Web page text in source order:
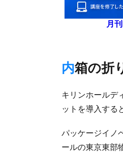
月
内箱の
キリンホールデ
ットを導入する
パッケージイノ
ールの東京東部